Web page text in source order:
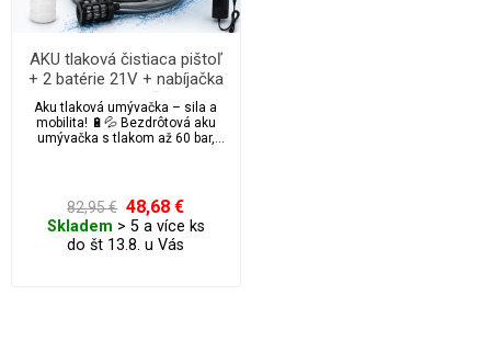
AKU tlaková čistiaca pištoľ
+ 2 batérie 21V + nabíjačka
+ kufor a príslušenstvo
Aku tlaková umývačka – sila a
mobilita! 🔋💦 Bezdrôtová aku
umývačka s tlakom až 60 bar,
bicykle, záhradu aj kempovanie.
Obsahuje trysky (0° a 40°),
penovú pištoľ, 5m hadicu s filtrom
a praktický kufrík. ✅ Slovenský
82,95 € 48,68 €
Skladem > 5 a více ks
do št 13.8. u Vás